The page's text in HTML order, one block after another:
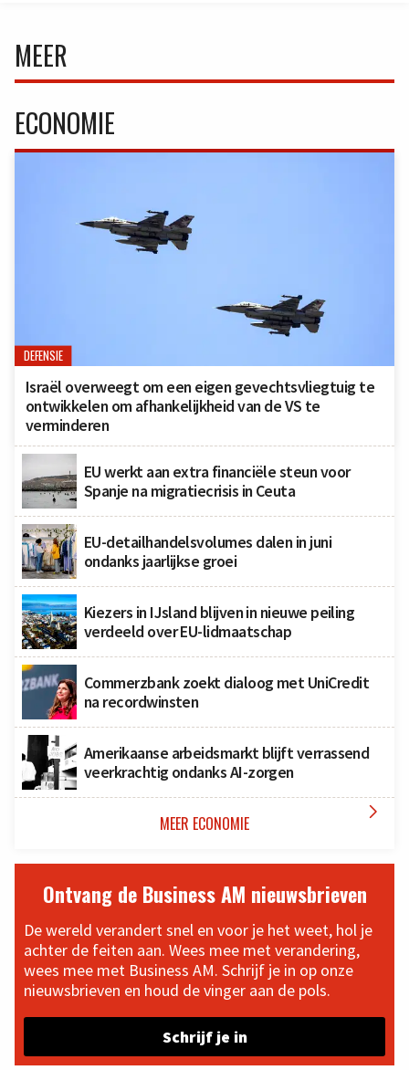
MEER
ECONOMIE
DEFENSIE
Israël overweegt om een eigen gevechtsvliegtuig te
ontwikkelen om afhankelijkheid van de VS te
verminderen
EU werkt aan extra financiële steun voor
Spanje na migratiecrisis in Ceuta
EU-detailhandelsvolumes dalen in juni
ondanks jaarlijkse groei
Kiezers in IJsland blijven in nieuwe peiling
verdeeld over EU-lidmaatschap
Commerzbank zoekt dialoog met UniCredit
na recordwinsten
Amerikaanse arbeidsmarkt blijft verrassend
veerkrachtig ondanks AI-zorgen
MEER ECONOMIE 
Ontvang de Business AM nieuwsbrieven
De wereld verandert snel en voor je het weet, hol je
achter de feiten aan. Wees mee met verandering,
wees mee met Business AM. Schrijf je in op onze
nieuwsbrieven en houd de vinger aan de pols.
Schrijf je in